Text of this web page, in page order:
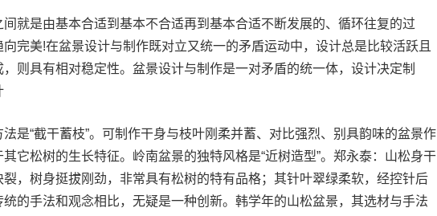
就是由基本合适到基本不合适再到基本合适不断发展的、循环往复的过
完美!在盆景设计与制作既对立又统一的矛盾运动中，设计总是比较活跃且
则具有相对稳定性。盆景设计与制作是一对矛盾的统一体，设计决定制
是“截干蓄枝”。可制作干身与枝叶刚柔并蓄、对比强烈、别具韵味的盆景作
它松树的生长特征。岭南盆景的独特风格是“近树造型”。郑永泰：山松身干
，树身挺拔刚劲，非常具有松树的特有品格；其针叶翠绿柔软，经控针后
的手法和观念相比，无疑是一种创新。韩学年的山松盆景，其选材与手法